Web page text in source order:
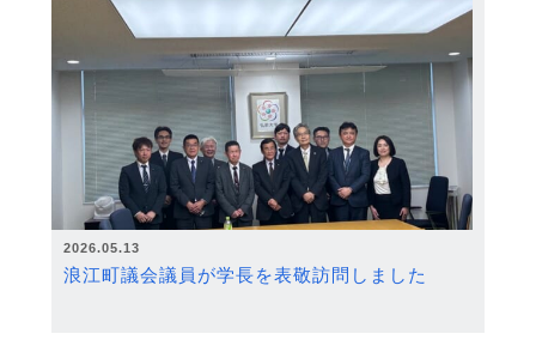
2026.05.13
浪江町議会議員が学長を表敬訪問しました